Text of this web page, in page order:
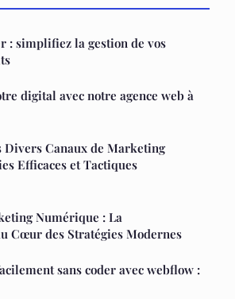
: simplifiez la gestion de vos
digital avec notre agence web à
Divers Canaux de Marketing
Efficaces et Tactiques
Numérique : La
Cœur des Stratégies Modernes
sans coder avec webflow :